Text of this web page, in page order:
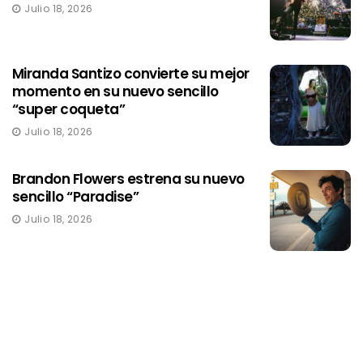
Julio 18, 2026
Miranda Santizo convierte su mejor
momento en su nuevo sencillo
“super coqueta”
Julio 18, 2026
Brandon Flowers estrena su nuevo
sencillo “Paradise”
Julio 18, 2026